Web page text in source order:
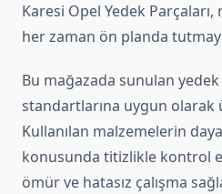
Karesi Opel Yedek
her zaman ön planda
Bu mağazada sunulan
standartlarına uygun olarak
Kullanılan malzemelerin
konusunda titizlikle kontrol
ömür ve hatasız çalışma